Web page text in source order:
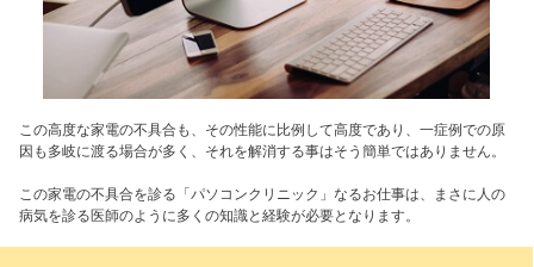
この高度な家電の不具合も、その性能に比例して高度であり、一症例での原
因も多岐に渡る場合が多く、それを解消する事はそう簡単ではありません。
この家電の不具合を診る「パソコンクリニック」なるお仕事は、まさに人の
病気を診る医師のように多くの知識と経験が必要となります。